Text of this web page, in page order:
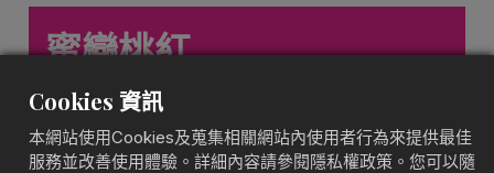
蜜戀桃紅
精選原葉茶包
果香濃郁，紅茶甘醇
BOBA CHiC 水蜜桃紅茶，融合嚴選紅茶與鮮甜水蜜桃
Cookies 資訊
本網站使用Cookies及蒐集相關網站內使用者行為來提供最佳
服務並改善使用體驗。詳細內容請參閱隱私權政策。您可以隨